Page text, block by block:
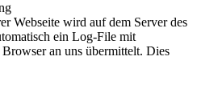
Webseite wird auf dem Server des
ein Log-File mit
an uns übermittelt. Dies